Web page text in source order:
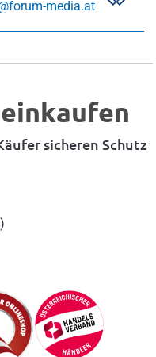
media.at
sicheren Schutz